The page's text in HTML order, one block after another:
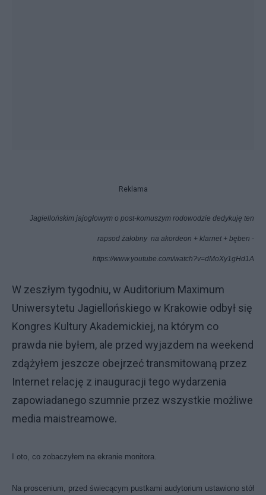
Reklama
Jagiellońskim jajogłowym o post-komuszym rodowodzie dedykuję ten
rapsod żałobny na akordeon + klarnet + bęben -
https://www.youtube.com/watch?v=dMoXy1gHd1A
W zeszłym tygodniu, w Auditorium Maximum
Uniwersytetu Jagiellońskiego w Krakowie odbył się
Kongres Kultury Akademickiej, na którym co
prawda nie byłem, ale przed wyjazdem na weekend
zdążyłem jeszcze obejrzeć transmitowaną przez
Internet relację z inauguracji tego wydarzenia
zapowiadanego szumnie przez wszystkie możliwe
media maistreamowe.
I oto, co zobaczyłem na ekranie monitora.
Na proscenium, przed świecącym pustkami audytorium ustawiono stół